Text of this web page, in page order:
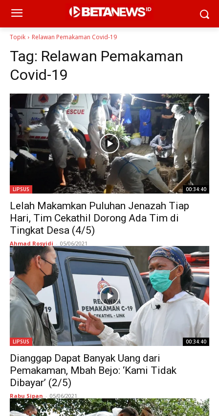
Topik Relawan Pemakaman Covid-19
Tag: Relawan Pemakaman
Covid-19
LIPSUS 00:34:40
Lelah Makamkan Puluhan Jenazah Tiap
Hari, Tim Cekathil Dorong Ada Tim di
Tingkat Desa (4/5)
Ahmad Rosyidi - 05/06/2021
LIPSUS 00:34:40
Dianggap Dapat Banyak Uang dari
Pemakaman, Mbah Bejo: ‘Kami Tidak
Dibayar’ (2/5)
Rabu Sipan - 05/06/2021